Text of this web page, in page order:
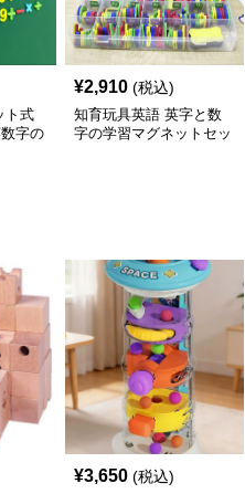
ト式
字の
¥2,910 (税込)
知育玩具英語 英字と数
字の学習マグネットセッ
¥3,650 (税込)